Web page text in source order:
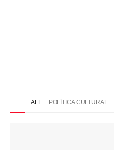
ALL POLÍTICA CULTURAL